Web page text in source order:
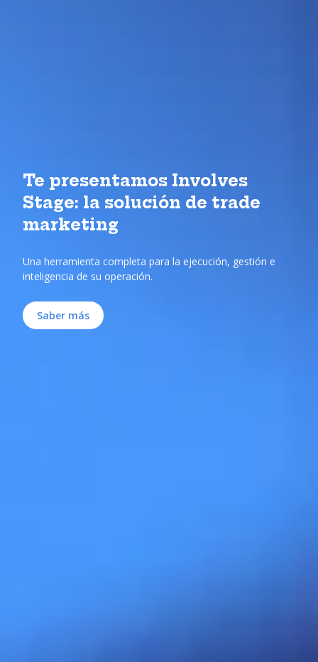
Te presentamos Involves
Stage: la solución de trade
marketing
Una herramienta completa para la ejecución, gestión e
inteligencia de su operación.
Saber más